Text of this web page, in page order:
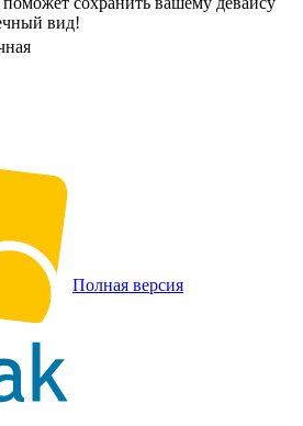
вид!
Полная версия